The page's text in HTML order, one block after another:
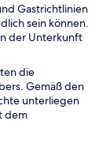
Gastrichtlinien
sein können.
der Unterkunft
die
Gemäß den
unterliegen
dem